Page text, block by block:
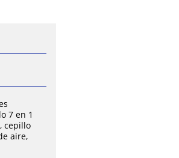
7 en 1
cepillo
aire,